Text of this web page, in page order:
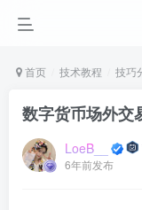
首页 技术教程 技巧
数字货币场外交
LoeB__
6年前发布